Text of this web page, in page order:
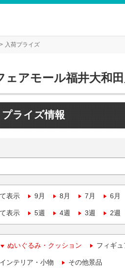
入荷プライズ
ェアモール福井大和
プライズ情報
表示 9月 8月 7月 6月
表示 5週 4週 3週 2週
ぬいぐるみ・クッション フィギ
ンテリア・小物 その他景品